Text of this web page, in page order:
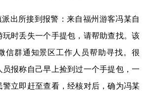
出所接到报警：来自福州游客冯某自
玩时丢失一个手提包，请帮助查找。该
信群通知景区工作人员帮助寻找。很
报称自己早上捡到过一个手提包，一
警立即赶至查看，经核对后，确为冯某